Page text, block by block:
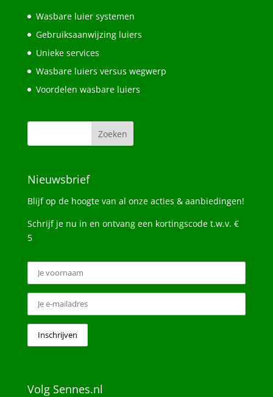
Wasbare luier systemen
Gebruiksaanwijzing luiers
Unieke services
Wasbare luiers versus wegwerp
Voordelen wasbare luiers
Nieuwsbrief
Blijf op de hoogte van al onze acties & aanbiedingen!
Schrijf je nu in en ontvang een kortingscode t.w.v. €
5
Volg Sennes.nl